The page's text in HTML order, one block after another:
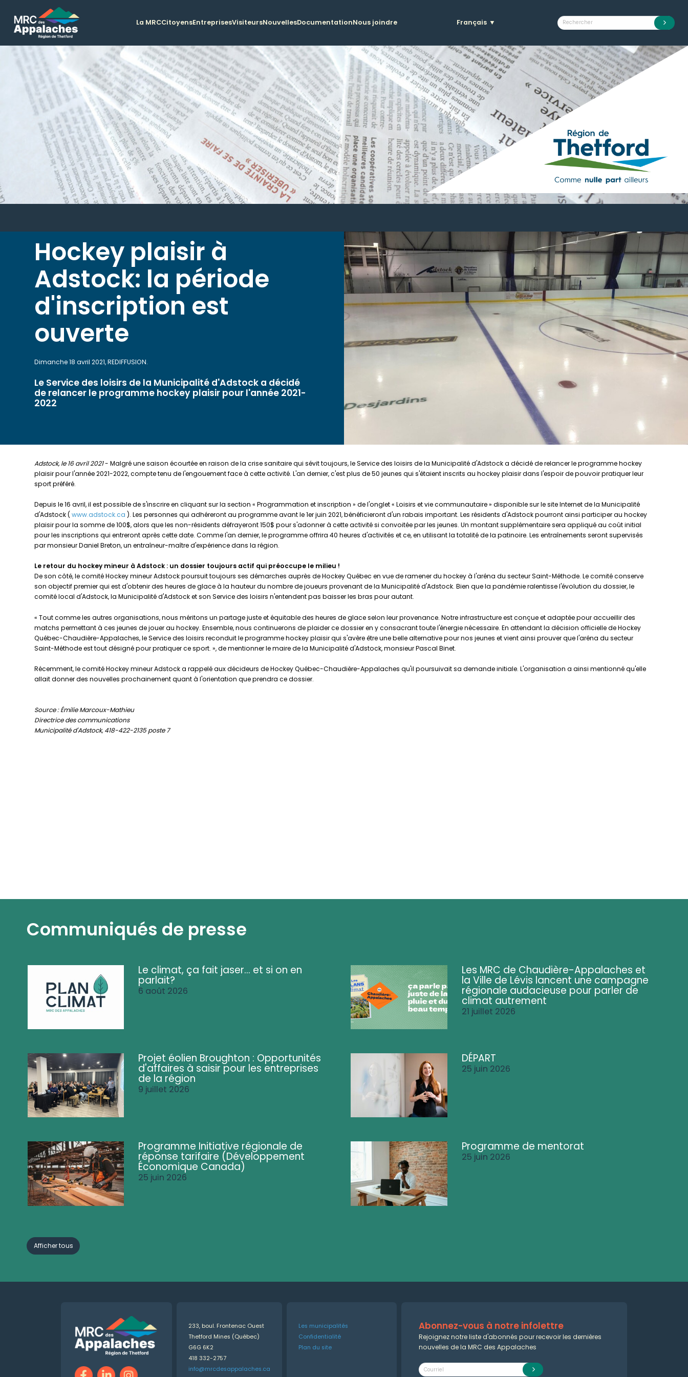
La MRCCitoyensEntreprisesVisiteursNouvellesDocumentationNous joindre Français ▼
Hockey plaisir à
Adstock: la période
d'inscription est
ouverte
Dimanche 18 avril 2021, REDIFFUSION.
Le Service des loisirs de la Municipalité d'Adstock a décidé
de relancer le programme hockey plaisir pour l'année 2021-
2022
Adstock, le 16 avril 2021- Malgré une saison écourtée en raison de la crise sanitaire qui sévit toujours, le Service des loisirs de la Municipalité d'Adstock a décidé de relancer le programme hockey
plaisir pour l'année 2021-2022, compte tenu de l'engouement face à cette activité. L'an dernier, c'est plus de 50 jeunes qui s'étaient inscrits au hockey plaisir dans l'espoir de pouvoir pratiquer leur
sport préféré.
Depuis le 16 avril, il est possible de s'inscrire en cliquant sur la section « Programmation et inscription » de l'onglet « Loisirs et vie communautaire » disponible sur le site Internet de la Municipalité
d'Adstock (www.adstock.ca ). Les personnes qui adhéreront au programme avant le 1er juin 2021, bénéficieront d'un rabais important. Les résidents d'Adstock pourront ainsi participer au hockey
plaisir pour la somme de 100$, alors que les non-résidents défrayeront 150$ pour s'adonner à cette activité si convoitée par les jeunes. Un montant supplémentaire sera appliqué au coût initial
pour les inscriptions qui entreront après cette date. Comme l'an dernier, le programme offrira 40 heures d'activités et ce, en utilisant la totalité de la patinoire. Les entraînements seront supervisés
par monsieur Daniel Breton, un entraîneur-maître d'expérience dans la région.
Le retour du hockey mineur à Adstock : un dossier toujours actif qui préoccupe le milieu !
De son côté, le comité Hockey mineur Adstock poursuit toujours ses démarches auprès de Hockey Québec en vue de ramener du hockey à l'aréna du secteur Saint-Méthode. Le comité conserve
son objectif premier qui est d'obtenir des heures de glace à la hauteur du nombre de joueurs provenant de la Municipalité d'Adstock. Bien que la pandémie ralentisse l'évolution du dossier, le
comité local d'Adstock, la Municipalité d'Adstock et son Service des loisirs n'entendent pas baisser les bras pour autant.
« Tout comme les autres organisations, nous méritons un partage juste et équitable des heures de glace selon leur provenance. Notre infrastructure est conçue et adaptée pour accueillir des
matchs permettant à ces jeunes de jouer au hockey. Ensemble, nous continuerons de plaider ce dossier en y consacrant toute l'énergie nécessaire. En attendant la décision officielle de Hockey
Québec-Chaudière-Appalaches, le Service des loisirs reconduit le programme hockey plaisir qui s'avère être une belle alternative pour nos jeunes et vient ainsi prouver que l'aréna du secteur
Saint-Méthode est tout désigné pour pratiquer ce sport. », de mentionner le maire de la Municipalité d'Adstock, monsieur Pascal Binet.
Récemment, le comité Hockey mineur Adstock a rappelé aux décideurs de Hockey Québec-Chaudière-Appalaches qu'il poursuivait sa demande initiale. L'organisation a ainsi mentionné qu'elle
allait donner des nouvelles prochainement quant à l'orientation que prendra ce dossier.
Source : Émilie Marcoux-Mathieu
Directrice des communications
Municipalité d'Adstock, 418-422-2135 poste 7
Communiqués de presse
Le climat, ça fait jaser... et si on en
parlait?
6 août 2026
Les MRC de Chaudière-Appalaches et
la Ville de Lévis lancent une campagne
régionale audacieuse pour parler de
climat autrement
21 juillet 2026
Projet éolien Broughton : Opportunités
d'affaires à saisir pour les entreprises
de la région
9 juillet 2026
DÉPART
25 juin 2026
Programme Initiative régionale de
réponse tarifaire (Développement
Économique Canada)
25 juin 2026
Programme de mentorat
25 juin 2026
Afficher tous
233, boul. Frontenac Ouest
Thetford Mines (Québec)
G6G 6K2
418 332-2757
info@mrcdesappalaches.ca
Les municipalités
Confidentialité
Plan du site
Abonnez-vous à notre infolettre
Rejoignez notre liste d'abonnés pour recevoir les dernières
nouvelles de la MRC des Appalaches